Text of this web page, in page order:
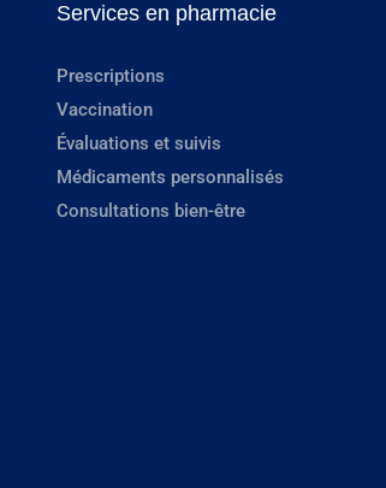
Services en pharmacie
Prescriptions
Vaccination
Évaluations et suivis
Médicaments personnalisés
Consultations bien-être